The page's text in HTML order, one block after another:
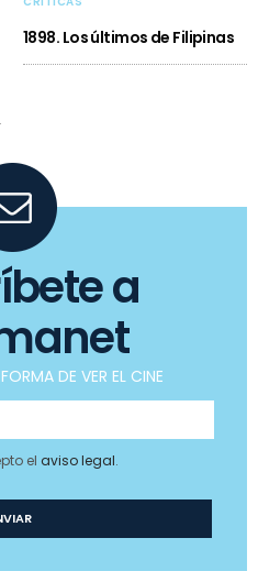
1898. Los últimos de Filipinas
a
DE VER EL CINE
el aviso legal.